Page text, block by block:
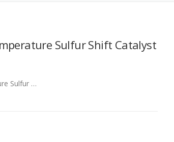
Sulfur Shift Catalyst
Sulfur …